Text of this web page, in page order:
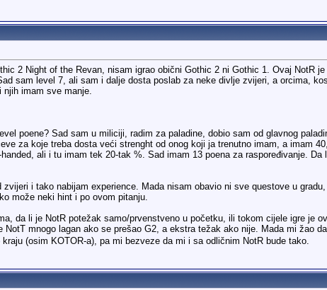
2 Night of the Revan, nisam igrao obični Gothic 2 ni Gothic 1. Ovaj NotR
sam level 7, ali sam i dalje dosta poslab za neke divlje zvijeri, a orcima,
imam sve manje.
poene? Sad sam u miliciji, radim za paladine, dobio sam od glavnog
za koje treba dosta veći strenght od onog koji ja trenutno imam, a imam
ali i tu imam tek 20-tak %. Sad imam 13 poena za raspoređivanje.
zvijeri i tako nabijam experience. Mada nisam obavio ni sve questove u
može neki hint i po ovom pitanju.
da li je NotR potežak samo/prvenstveno u početku, ili tokom cijele igre je
NotT mnogo lagan ako se prešao G2, a ekstra težak ako nije. Mada mi žao
(osim KOTOR-a), pa mi bezveze da mi i sa odličnim NotR bude tako.